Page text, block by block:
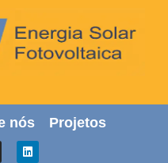
nós Projetos